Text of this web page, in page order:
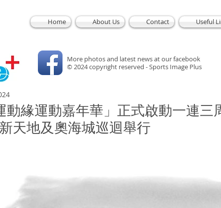
Home About Us Contact Useful
More photos and latest news at our facebook
© 2024 copyright reserved - Sports Image Plus
動緣運動嘉年華」正式啟動一連三
天地及奧海城巡迴舉行